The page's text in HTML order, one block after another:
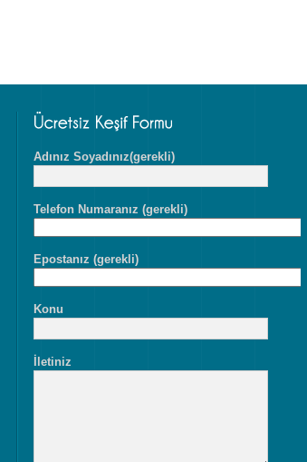
Adınız Soyadınız(gerekli)
Telefon Numaranız (gerekli)
Epostanız (gerekli)
Konu
İletiniz